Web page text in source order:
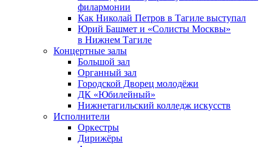
филармонии
Как Николай Петров в Тагиле выступал
Юрий Башмет и «Солисты Москвы»
в Нижнем Тагиле
Концертные залы
Большой зал
Органный зал
Городской Дворец молодёжи
ДК «Юбилейный»
Нижнетагильский колледж искусств
Исполнители
Оркестры
Дирижёры